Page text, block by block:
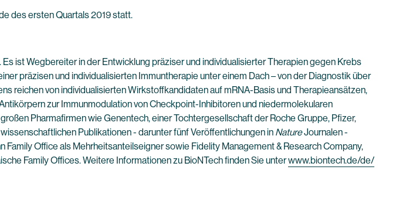
des ersten Quartals 2019 statt.
ist Wegbereiter in der Entwicklung präziser und individualisierter Therapien gegen Krebs
präzisen und individualisierten Immuntherapie unter einem Dach – von der Diagnostik über
reichen von individualisierten Wirkstoffkandidaten auf mRNA-Basis und Therapieansätzen,
zur Immunmodulation von Checkpoint-Inhibitoren und niedermolekularen
Pharmafirmen wie Genentech, einer Tochtergesellschaft der Roche Gruppe, Pfizer,
Publikationen - darunter fünf Veröffentlichungen in NatureJournalen -
Office als Mehrheitsanteilseigner sowie Fidelity Management & Research Company,
Family Offices. Weitere Informationen zu BioNTech finden Sie unterwww.biontech.de/de/